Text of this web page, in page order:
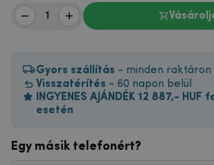
Gyors szállítás - minden raktáron
Visszatérítés - 60 napon belül
INGYENES AJÁNDÉK 12 887,-
esetén
Egy másik telefonért?